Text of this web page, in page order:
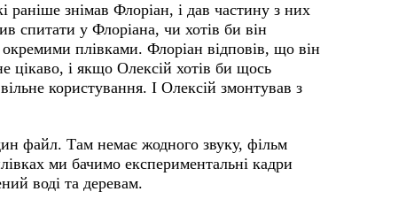
раніше знімав Флоріан, і дав частину з них
спитати у Флоріана, чи хотів би він
плівками. Флоріан відповів, що він
цікаво, і якщо Олексій хотів би щось
користування. І Олексій змонтував з
файл. Там немає жодного звуку, фільм
ми бачимо експериментальні кадри
воді та деревам.